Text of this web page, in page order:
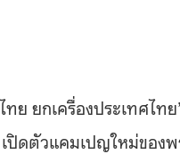
ไทย ยกเครื่องประเทศ
ปิดตัวแคมเปญใหม่ของ